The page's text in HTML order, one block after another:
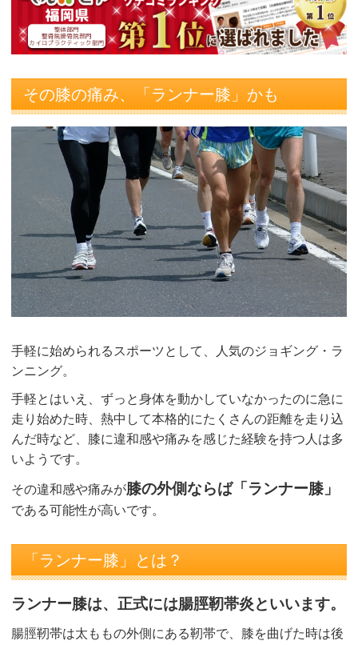
その膝の痛み、「ランナー膝」かも
手軽に始められるスポーツとして、人気のジョギング・ラ
ンニング。
手軽とはいえ、ずっと身体を動かしていなかったのに急に
走り始めた時、熱中して本格的にたくさんの距離を走り込
んだ時など、膝に違和感や痛みを感じた経験を持つ人は多
いようです。
その違和感や痛みが膝の外側ならば「ランナー膝」
である可能性が高いです。
「ランナー膝」とは？
ランナー膝は、正式には腸脛靭帯炎といいます。
腸脛靭帯は太ももの外側にある靭帯で、膝を曲げた時は後